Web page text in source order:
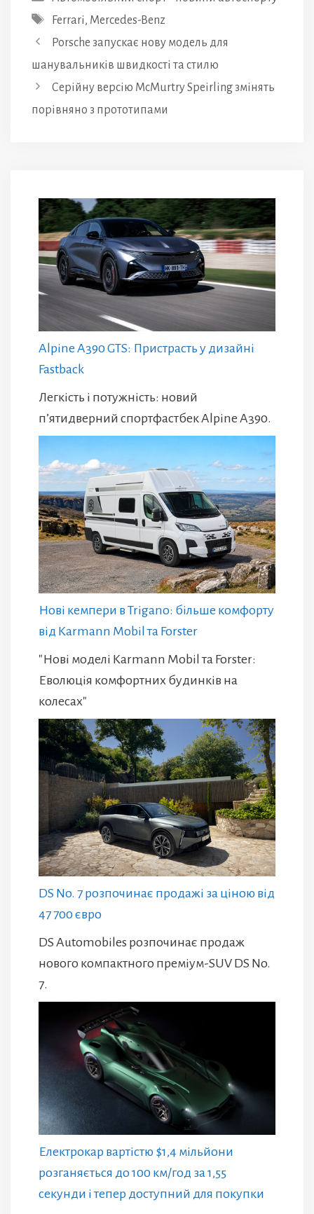
Позначки
Ferrari, Mercedes-Benz
Porsche запускає нову модель для
шанувальників швидкості та стилю
Серійну версію McMurtry Speirling змінять
порівняно з прототипами
Alpine A390 GTS: Пристрасть у дизайні
Fastback
Легкість і потужність: новий
п’ятидверний спортфастбек Alpine A390.
Нові кемпери в Trigano: більше комфорту
від Karmann Mobil та Forster
"Нові моделі Karmann Mobil та Forster:
Еволюція комфортних будинків на
колесах"
DS No. 7 розпочинає продажі за ціною від
47 700 євро
DS Automobiles розпочинає продаж
нового компактного преміум-SUV DS No.
7.
Електрокар вартістю $1,4 мільйони
розганяється до 100 км/год за 1,55
секунди і тепер доступний для покупки